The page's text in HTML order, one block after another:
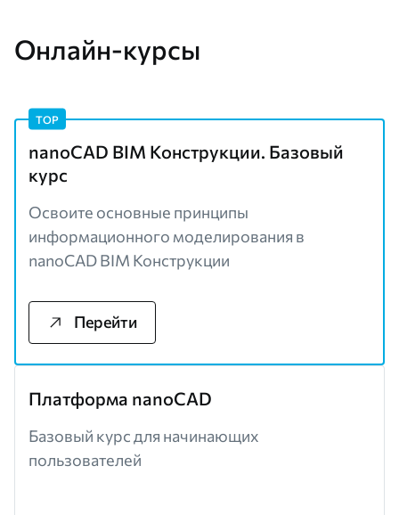
Онлайн-курсы
TOP
nanoCAD BIM Конструкции. Базовый
курс
Освоите основные принципы
информационного моделирования в
nanoCAD BIM Конструкции
Перейти
Платформа nanoCAD
Базовый курс для начинающих
пользователей